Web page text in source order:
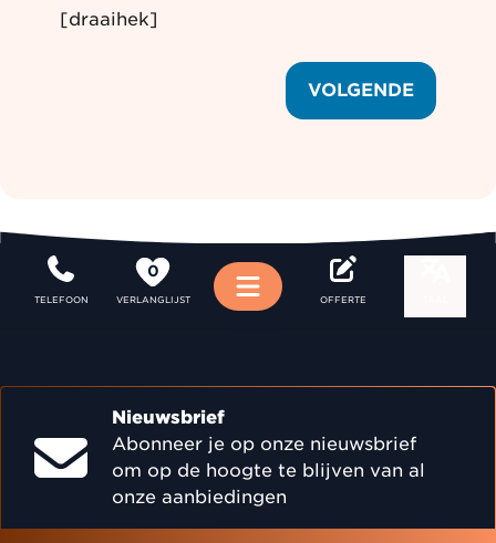
[draaihek]
VOLGENDE
TELEFOON
0
VERLANGLIJST Menu OFFERTE
Nieuwsbrief
Abonneer je op onze nieuwsbrief
om op de hoogte te blijven van al
onze aanbiedingen